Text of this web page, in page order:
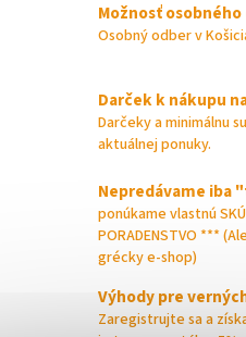
i
Možnosť
Osobný odber v
Darček k nákupu
Darčeky a minimálnu
aktuálnej ponuky.
Nepredávame iba
ponúkame vlastnú
PORADENSTVO ***
grécky e-shop)
Výhody pre
Zaregistrujte sa a